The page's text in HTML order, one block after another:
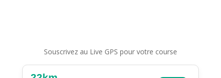
Souscrivez au Live GPS pour votre course